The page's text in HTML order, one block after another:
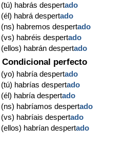
(tú) habrás despertado
(él) habrá despertado
(ns) habremos despertado
(vs) habréis despertado
(ellos) habrán despertado
Condicional perfecto
(yo) habría despertado
(tú) habrías despertado
(él) habría despertado
(ns) habríamos despertado
(vs) habríais despertado
(ellos) habrían despertado